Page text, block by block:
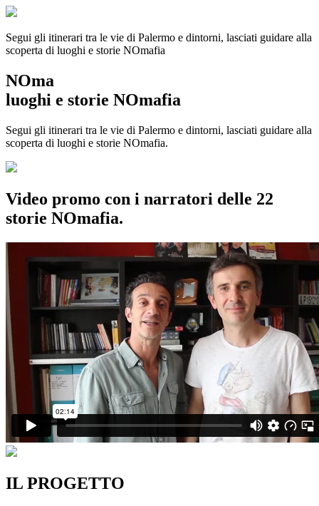
Segui gli itinerari tra le vie di Palermo e dintorni, lasciati guidare alla
scoperta di luoghi e storie NOmafia
NOma
luoghi e storie NOmafia
Segui gli itinerari tra le vie di Palermo e dintorni, lasciati guidare alla
scoperta di luoghi e storie NOmafia.
Video promo con i narratori delle 22
storie NOmafia.
IL PROGETTO